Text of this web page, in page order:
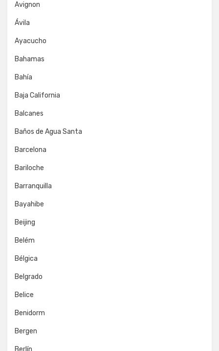
Avignon
Ávila
Ayacucho
Bahamas
Bahía
Baja California
Balcanes
Baños de Agua Santa
Barcelona
Bariloche
Barranquilla
Bayahibe
Beijing
Belém
Bélgica
Belgrado
Belice
Benidorm
Bergen
Berlín